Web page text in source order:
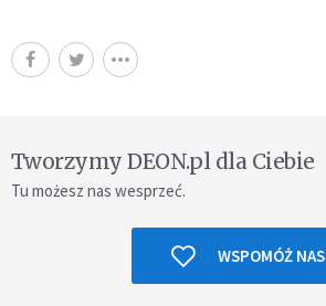
Tworzymy DEON.pl dla Ciebie
Tu możesz nas wesprzeć.
WSPOMÓŻ NAS